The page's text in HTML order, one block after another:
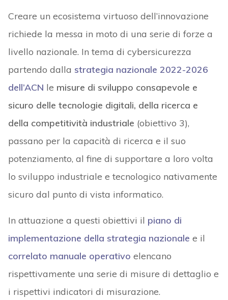
Creare un ecosistema virtuoso dell’innovazione
richiede la messa in moto di una serie di forze a
livello nazionale. In tema di cybersicurezza
partendo dalla strategia nazionale 2022-2026
dell’ACN le misure di sviluppo consapevole e
sicuro delle tecnologie digitali, della ricerca e
della competitività industriale (obiettivo 3),
passano per la capacità di ricerca e il suo
potenziamento, al fine di supportare a loro volta
lo sviluppo industriale e tecnologico nativamente
sicuro dal punto di vista informatico.
In attuazione a questi obiettivi il piano di
implementazione della strategia nazionale e il
correlato manuale operativo elencano
rispettivamente una serie di misure di dettaglio e
i rispettivi indicatori di misurazione.